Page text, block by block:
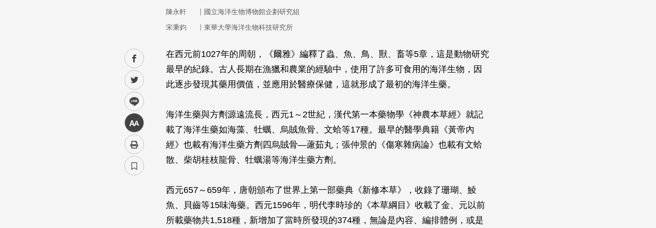
facebook
twitter
line
中
陳永軒 ｜ 國立海洋生物博物館企劃研究組
宋秉鈞
｜ 東華大學海洋生物科技研究所
在西元前1027年的周朝，《爾雅》編釋了蟲、魚、鳥、獸、畜等5章，這是動物研究
最早的紀錄。古人長期在漁獵和農業的經驗中，使用了許多可食用的海洋生物，因
此逐步發現其藥用價值，並應用於醫療保健，這就形成了最初的海洋生藥。
海洋生藥與方劑源遠流長，西元1～2世紀，漢代第一本藥物學《神農本草經》就記
載了海洋生藥如海藻、牡蠣、烏賊魚骨、文蛤等17種。最早的醫學典籍《黃帝內
經》也載有海洋生藥方劑四烏賊骨—藘茹丸；張仲景的《傷寒雜病論》也載有文蛤
散、柴胡桂枝龍骨、牡蠣湯等海洋生藥方劑。
西元657～659年，唐朝頒布了世界上第一部藥典《新修本草》，收錄了珊瑚、鯪
魚、貝齒等15味海藥。西元1596年，明代李時珍的《本草綱目》收載了金、元以前
所載藥物共1,518種，新增加了當時所發現的374種，無論是內容、編排體例，或是